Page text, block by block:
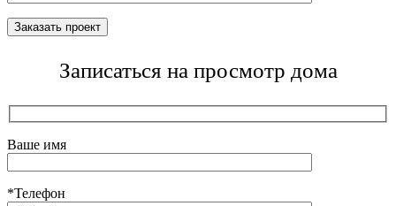
Записаться на просмотр дома
Ваше имя
*Телефон